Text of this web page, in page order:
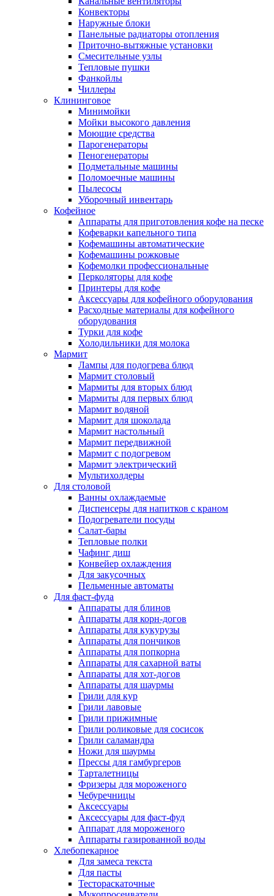
Конвекторы
Наружные блоки
Панельные радиаторы отопления
Приточно-вытяжные установки
Смесительные узлы
Тепловые пушки
Фанкойлы
Чиллеры
Клининговое
Минимойки
Мойки высокого давления
Моющие средства
Парогенераторы
Пеногенераторы
Подметальные машины
Поломоечные машины
Пылесосы
Уборочный инвентарь
Кофейное
Аппараты для приготовления кофе на песке
Кофеварки капельного типа
Кофемашины автоматические
Кофемашины рожковые
Кофемолки профессиональные
Перколяторы для кофе
Принтеры для кофе
Аксессуары для кофейного оборудования
Расходные материалы для кофейного
оборудования
Турки для кофе
Холодильники для молока
Мармит
Лампы для подогрева блюд
Мармит столовый
Мармиты для вторых блюд
Мармиты для первых блюд
Мармит водяной
Мармит для шоколада
Мармит настольный
Мармит передвижной
Мармит с подогревом
Мармит электрический
Мультихолдеры
Для столовой
Ванны охлаждаемые
Диспенсеры для напитков с краном
Подогреватели посуды
Салат-бары
Тепловые полки
Чафинг диш
Конвейер охлаждения
Для закусочных
Пельменные автоматы
Для фаст-фуда
Аппараты для блинов
Аппараты для корн-догов
Аппараты для кукурузы
Аппараты для пончиков
Аппараты для попкорна
Аппараты для сахарной ваты
Аппараты для хот-догов
Аппараты для шаурмы
Грили для кур
Грили лавовые
Грили прижимные
Грили роликовые для сосисок
Грили саламандра
Ножи для шаурмы
Прессы для гамбургеров
Тарталетницы
Фризеры для мороженого
Чебуречницы
Аксессуары
Аксессуары для фаст-фуд
Аппарат для мороженого
Аппараты газированной воды
Хлебопекарное
Для замеса текста
Для пасты
Тестораскаточные